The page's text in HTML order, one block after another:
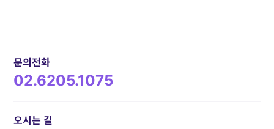
문의전화
02.6205.1075
오시는 길